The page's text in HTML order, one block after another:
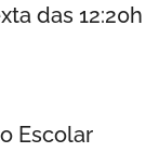
das 12:20h
Escolar